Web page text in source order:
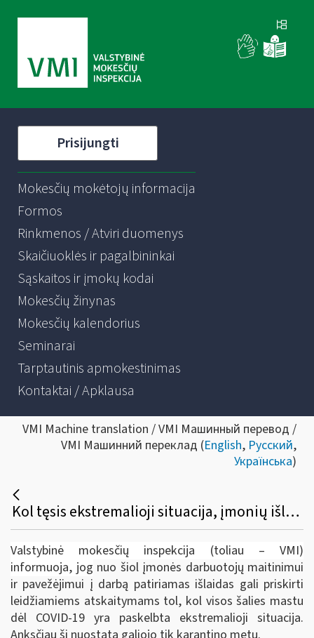
Prisijungti
Mokesčių mokėtojų informacija
Formos
Rinkmenos / Atviri duomenys
Skaičiuoklės ir pagalbininkai
Sąskaitos ir įmokų kodai
Mokesčių žinynas
Mokesčių kalendorius
Seminarai
Tarptautinis apmokestinimas
Kontaktai / Apklausa
VMI Machine translation / VMI Машинный перевод /
VMI Машинний переклад (English, Русский,
Українська)
Kol tęsis ekstremalioji situacija, įmonių išlaidos darbuotojų maitinimui ir pavežėjimui į darbą – leidžiami atskaitymai
Valstybinė mokesčių inspekcija (toliau – VMI)
informuoja, jog nuo šiol įmonės darbuotojų maitinimui
ir pavežėjimui į darbą patiriamas išlaidas gali priskirti
leidžiamiems atskaitymams tol, kol visos šalies mastu
dėl COVID-19 yra paskelbta ekstremalioji situacija.
Anksčiau ši nuostata galiojo tik karantino metu.